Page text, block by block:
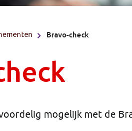
Bravo-check
mogelijk met de